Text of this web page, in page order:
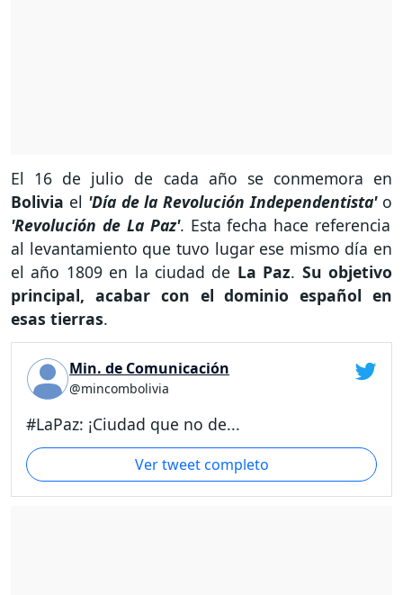
El 16 de julio de cada año se conmemora en
Bolivia el 'Día de la Revolución Independentista'o
'Revolución de La Paz'. Esta fecha hace referencia
al levantamiento que tuvo lugar ese mismo día en
el año 1809 en la ciudad de La Paz. Su objetivo
principal, acabar con el dominio español en
esas tierras.
Min. de Comunicación
@mincombolivia
#LaPaz: ¡Ciudad que no de...
Ver tweet completo